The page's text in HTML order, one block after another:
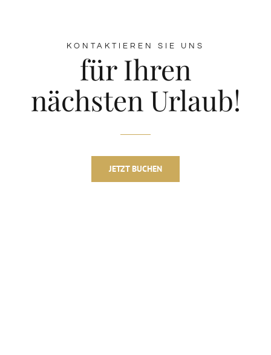
KONTAKTIEREN SIE UNS
für Ihren
nächsten Urlaub!
JETZT BUCHEN